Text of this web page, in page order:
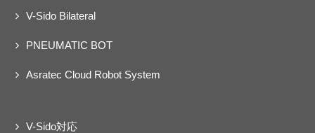
V-Sido Bilateral
PNEUMATIC BOT
Asratec Cloud Robot System
V-Sido対応